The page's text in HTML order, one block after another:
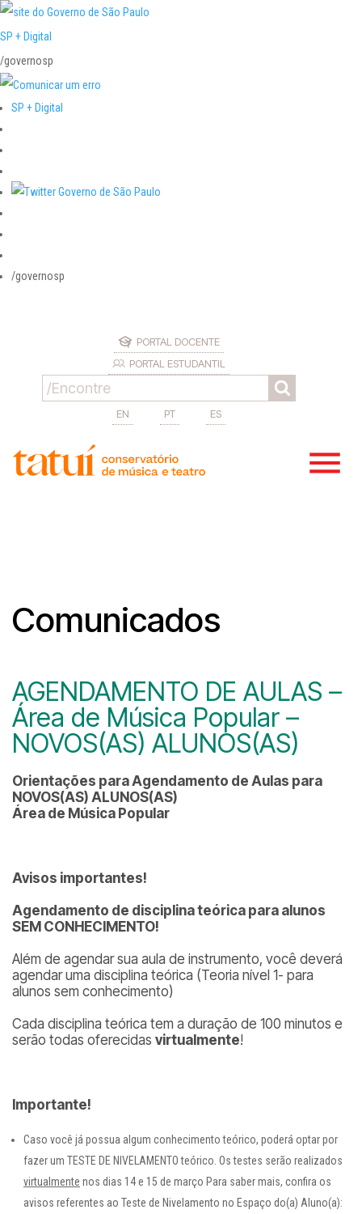
SP + Digital
/governosp
SP + Digital
/governosp
PORTAL DOCENTE
PORTAL ESTUDANTIL
EN PT ES
Comunicados
AGENDAMENTO DE AULAS –
Área de Música Popular –
NOVOS(AS) ALUNOS(AS)
Orientações para Agendamento de Aulas para
NOVOS(AS) ALUNOS(AS)
Área de Música Popular
Avisos importantes!
Agendamento de disciplina teórica para alunos
SEM CONHECIMENTO!
Além de agendar sua aula de instrumento, você deverá
agendar uma disciplina teórica (Teoria nível 1- para
alunos sem conhecimento)
Cada disciplina teórica tem a duração de 100 minutos e
serão todas oferecidas virtualmente!
Importante!
Caso você já possua algum conhecimento teórico, poderá optar por
fazer um TESTE DE NIVELAMENTO teórico. Os testes serão realizados
virtualmente nos dias 14 e 15 de março Para saber mais, confira os
avisos referentes ao Teste de Nivelamento no Espaço do(a) Aluno(a):